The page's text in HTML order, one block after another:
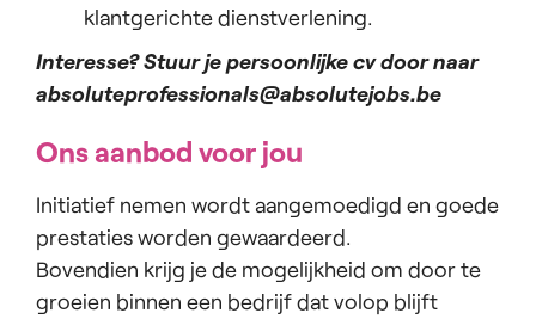
klantgerichte dienstverlening.
Interesse? Stuur je persoonlijke cv door naar
absoluteprofessionals@absolutejobs.be
Ons aanbod voor jou
Initiatief nemen wordt aangemoedigd en goede
prestaties worden gewaardeerd.
Bovendien krijg je de mogelijkheid om door te
groeien binnen een bedrijf dat volop blijft